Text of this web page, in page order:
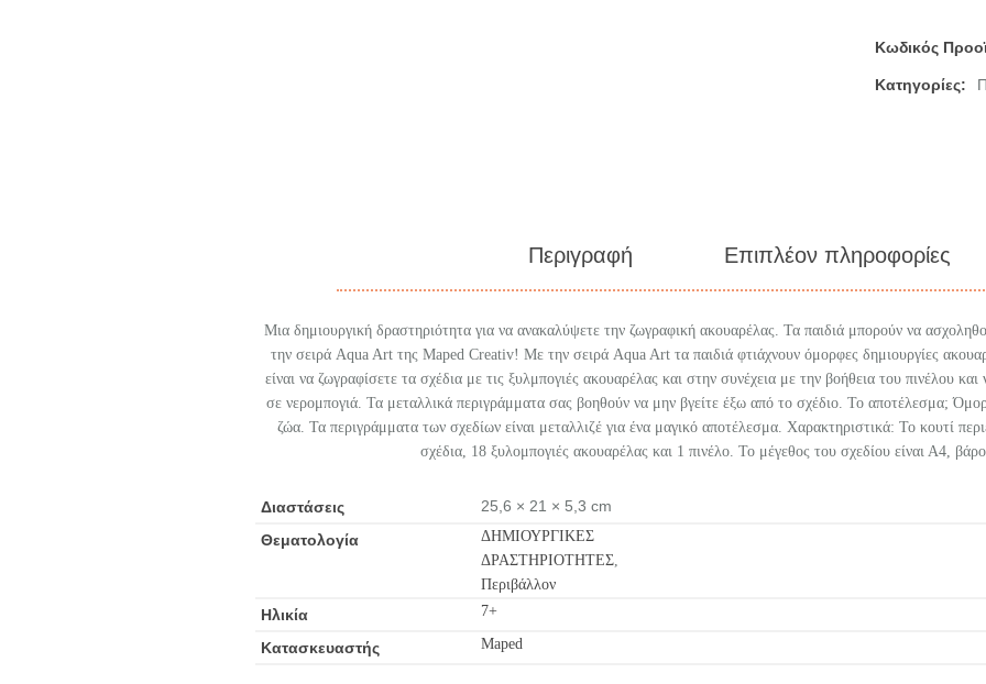
Κωδικός
Κατηγορίες:
Περιγραφή Επιπλέον πληροφορίες
Μια δημιουργική δραστηριότητα για να ανακαλύψετε την ζωγραφική ακουαρέλας. Τα παιδιά μπορούν να
την σειρά Aqua Art της Maped Creativ! Με την σειρά Aqua Art τα παιδιά φτιάχνουν όμορφες δημιουργίες
είναι να ζωγραφίσετε τα σχέδια με τις ξυλμπογιές ακουαρέλας και στην συνέχεια με την βοήθεια του πινέλου
σε νερομπογιά. Τα μεταλλικά περιγράμματα σας βοηθούν να μην βγείτε έξω από το σχέδιο. Το αποτέλεσμα;
ζώα. Τα περιγράμματα των σχεδίων είναι μεταλλιζέ για ένα μαγικό αποτέλεσμα. Χαρακτηριστικά: Το κουτί
σχέδια, 18 ξυλομπογιές ακουαρέλας και 1 πινέλο. Το μέγεθος του σχεδίου είναι Α4,
Διαστάσεις
25,6 × 21 × 5,3 cm
Θεματολογία
ΔΗΜΙΟΥΡΓΙΚΕΣ
ΔΡΑΣΤΗΡΙΟΤΗΤΕΣ,
Περιβάλλον
Ηλικία 7+
Κατασκευαστής Maped